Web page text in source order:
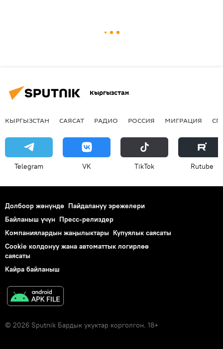
Кыргызстан
КЫРГЫЗСТАН САЯСАТ РАДИО РОССИЯ МИГРАЦИЯ
Telegram VK ТikТоk Rutube
Долбоор жөнүндө Пайдалануу эрежелери
Байланыш үчүн Пресс-релиздер
Компаниялардын жаңылыктары Купуялык саясаты
Cookie колдонуу жана автоматтык логирлөө
саясаты
Кайра байланыш
© 2026 Sputnik Бардык укуктар корголгон. 18+